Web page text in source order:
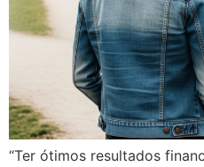
“Ter ótimos resultados